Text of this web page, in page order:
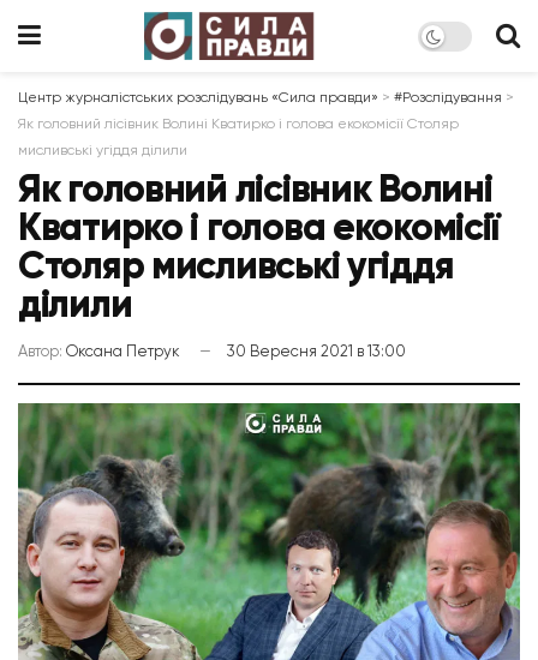
Центр журналістських розслідувань «Сила правди» > #Розслідування >
Як головний лісівник Волині Кватирко і голова екокомісії Столяр
мисливські угіддя ділили
Як головний лісівник Волині
Кватирко і голова екокомісії
Столяр мисливські угіддя
ділили
Автор: Оксана Петрук 30 Вересня 2021 в 13:00